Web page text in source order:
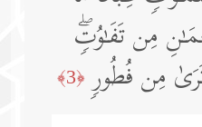
مِن تَفَـٰوُتࣲۖ
مِن فُطُورࣲ ﴿3﴾